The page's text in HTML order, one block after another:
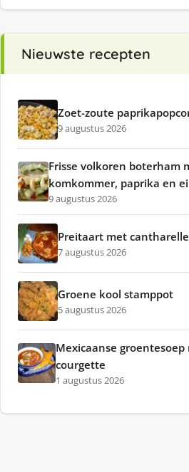
Nieuwste recepten
Zoet-zoute
9 augustus 2026
Frisse volkoren boterham
komkommer, paprika en ei
9 augustus 2026
Preitaart met
7 augustus 2026
Groene kool stamppot
5 augustus 2026
Mexicaanse
courgette
1 augustus 2026